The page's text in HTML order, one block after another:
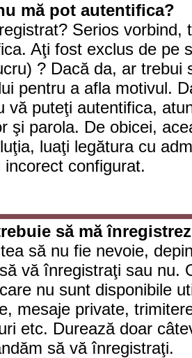
mă pot autentifica?
Serios vorbind,
Aţi fost exclus de pe
? Dacă da, ar trebui
pentru a afla motivul.
vă puteţi autentifica,
şi parola. De obicei,
luaţi legătura cu
incorect configurat.
să mă
să nu fie nevoie,
vă înregistraţi sau nu.
nu sunt disponibile
mesaje private,
etc. Durează doar
să vă înregistraţi.